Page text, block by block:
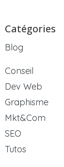
Catégories
Blog
Conseil
Dev Web
Graphisme
Mkt&Com
SEO
Tutos